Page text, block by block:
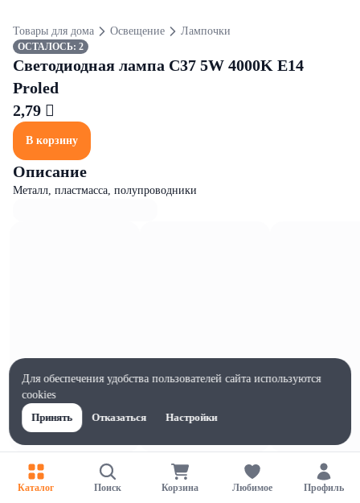
Товары для дома Освещение Лампочки
ОСТАЛОСЬ: 2
Светодиодная лампа C37 5W 4000K E14
Proled
2,79 
В корзину
Описание
Металл, пластмасса, полупроводники
Характеристики
Ширина, мм
Каталог Поиск Корзина Любимое Профиль
Для обеспечения удобства пользователей сайта используются
cookies
Принять
Отказаться Настройки